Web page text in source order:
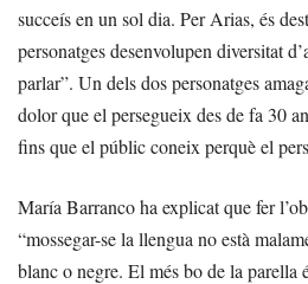
succeís en un sol dia. Per Arias, és
personatges desenvolupen diversitat
parlar”. Un dels dos personatges
dolor que el persegueix des de fa 30
fins que el públic coneix perquè el
María Barranco ha explicat que fer
“mossegar-se la llengua no està
blanc o negre. El més bo de la parella